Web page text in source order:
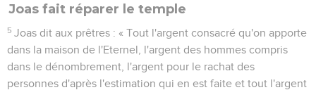
Joas fait réparer le temple
5 Joas dit aux prêtres : « Tout l'argent consacré qu'on apporte
dans la maison de l'Eternel, l'argent des hommes compris
dans le dénombrement, l'argent pour le rachat des
personnes d'après l'estimation qui en est faite et tout l'argent